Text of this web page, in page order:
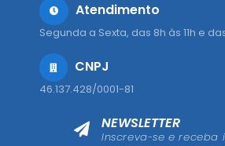
Atendimento
Segunda a Sexta, das 8h às 11h e
CNPJ
46.137.428/0001-81
NEWSLETTER
Inscreva-se e receba